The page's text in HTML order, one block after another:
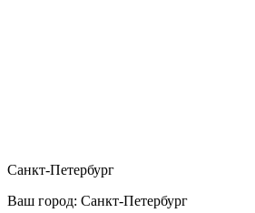
Санкт-Петербург
Ваш город: Санкт-Петербург